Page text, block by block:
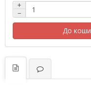
+
−
До